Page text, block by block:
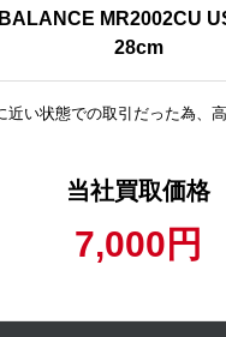
MR2002CU
28cm
近い状態での取引だった為、
当社買取価格
7,000円